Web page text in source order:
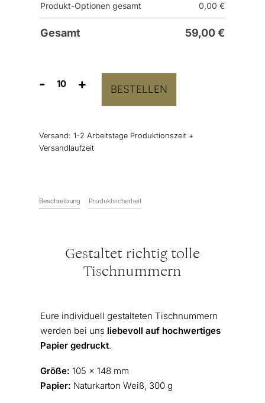
Produkt-Optionen gesamt 0,00€
Gesamt 59,00€
-
Tischnummern
+ BESTELLEN
Versand: 1-2 Arbeitstage Produktionszeit +
Versandlaufzeit
Beschreibung Produktsicherheit
Gestaltet richtig tolle
Tischnummern
Eure individuell gestalteten Tischnummern
werden bei uns liebevoll auf hochwertiges
Papier gedruckt.
Größe: 105 x 148 mm
Papier: Naturkarton Weiß, 300 g